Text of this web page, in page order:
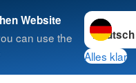
Website
can use the
Sprache
Alles klar
Suche